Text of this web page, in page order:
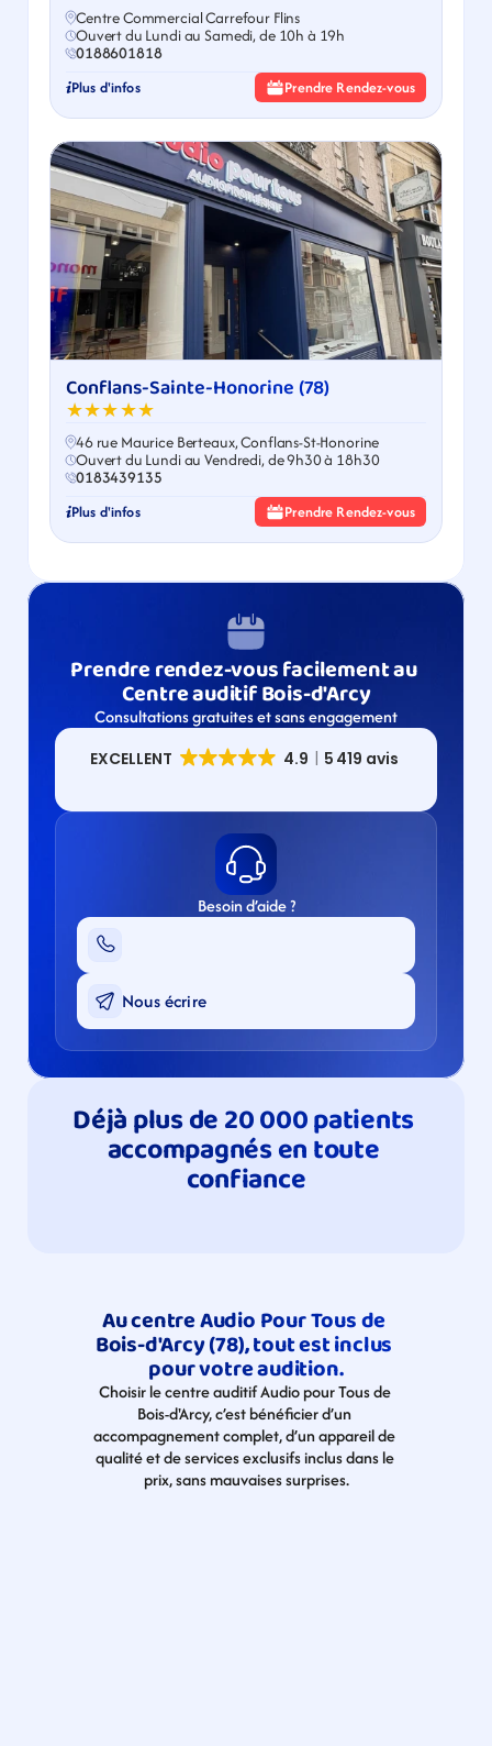
Centre Commercial Carrefour Flins
Ouvert du Lundi au Samedi, de 10h à 19h
0188601818
Plus d'infos Prendre Rendez-vous
Conflans-Sainte-Honorine (78)
★★★★★
46 rue Maurice Berteaux, Conflans-St-Honorine
Ouvert du Lundi au Vendredi, de 9h30 à 18h30
0183439135
Plus d'infos Prendre Rendez-vous
Prendre rendez-vous facilement au
Centre auditif Bois-d'Arcy
Consultations gratuites et sans engagement
Besoin d’aide ?
Nous écrire
Déjà plus de 20 000 patients
accompagnés en toute
confiance
Au centre Audio Pour Tous de
Bois-d'Arcy (78), tout est inclus
pour votre audition.
Choisir le centre auditif Audio pour Tous de
Bois-d'Arcy, c’est bénéficier d’un
accompagnement complet, d’un appareil de
qualité et de services exclusifs inclus dans le
prix, sans mauvaises surprises.